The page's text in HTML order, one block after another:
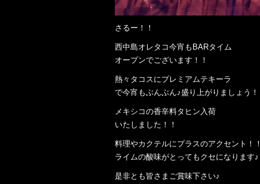
さるー！！
西中島オレタコ今宵もBARタイム
オープンでございます！！
熱々タコスにプレミアムテキーラ
で今宵もぶんぶん♪盛り上がりましょう！
メキシコの香辛料タヒン入荷
いたしました！！
料理やカクテルにプラスのアクセント！！
ライムの酸味がとってもクセになります♪
是非とも皆さまご賞味下さい♪